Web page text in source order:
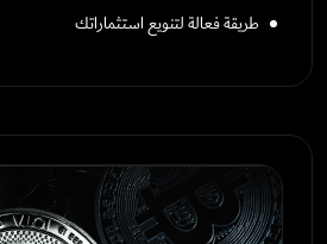
طريقة فعالة لتنويع استثماراتك